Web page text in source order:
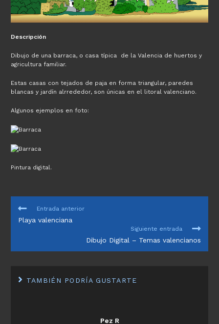
Descripción
Dibujo de una barraca, o casa típica de la Valencia de huertos y
agricultura familiar.
Estas casas con tejados de paja en forma triangular, paredes
blancas y jardín alrrededor, son únicas en el litoral valenciano.
Algunos ejemplos en foto:
Pintura digital.
LEER
ARTÍCULOS
Entrada anterior
Playa valenciana
Siguiente entrada
Dibujo Digital – Temas valencianos
TAMBIÉN PODRÍA GUSTARTE
Pez R